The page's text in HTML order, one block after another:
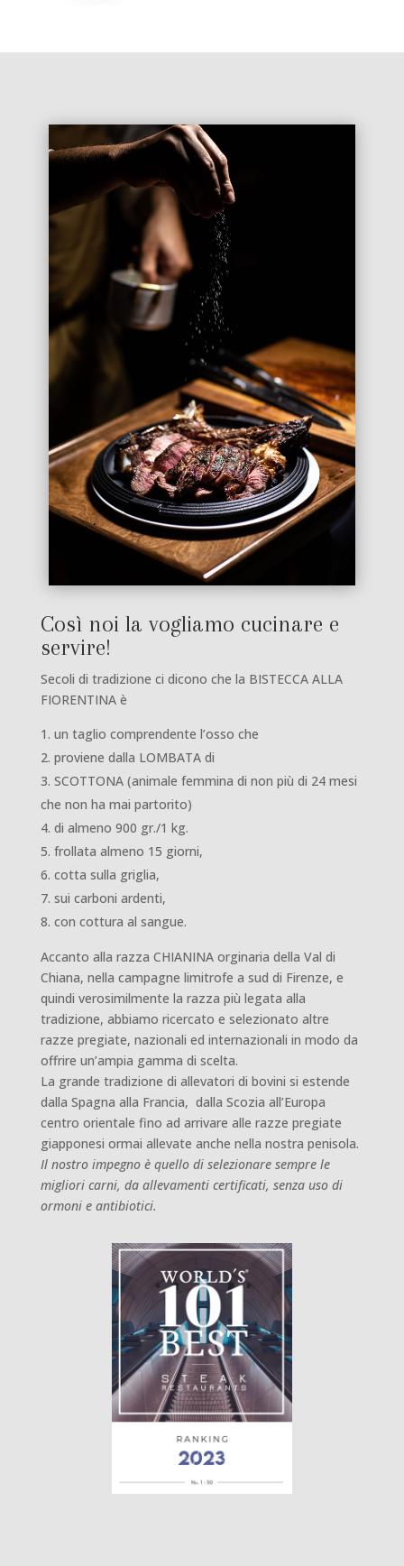
Così noi la vogliamo cucinare e
servire!
Secoli di tradizione ci dicono che la BISTECCA ALLA
FIORENTINA è
un taglio comprendente l’osso che
proviene dalla LOMBATA di
SCOTTONA (animale femmina di non più di 24 mesi
che non ha mai partorito)
di almeno 900 gr./1 kg.
frollata almeno 15 giorni,
cotta sulla griglia,
sui carboni ardenti,
con cottura al sangue.
Accanto alla razza CHIANINA orginaria della Val di
Chiana, nella campagne limitrofe a sud di Firenze, e
quindi verosimilmente la razza più legata alla
tradizione, abbiamo ricercato e selezionato altre
razze pregiate, nazionali ed internazionali in modo da
offrire un’ampia gamma di scelta.
La grande tradizione di allevatori di bovini si estende
dalla Spagna alla Francia, dalla Scozia all’Europa
centro orientale fino ad arrivare alle razze pregiate
giapponesi ormai allevate anche nella nostra penisola.
Il nostro impegno è quello di selezionare sempre le
migliori carni, da allevamenti certificati, senza uso di
ormoni e antibiotici.